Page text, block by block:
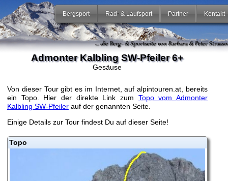
Bergsport Rad- & Laufsport Partner Kontakt
Admonter Kalbling SW-Pfeiler 6+
Gesäuse
Von dieser Tour gibt es im Internet, auf alpintouren.at, bereits
ein Topo. Hier der direkte Link zum Topo vom Admonter
Kalbling SW-Pfeilerauf der genannten Seite.
Einige Details zur Tour findest Du auf dieser Seite!
Topo